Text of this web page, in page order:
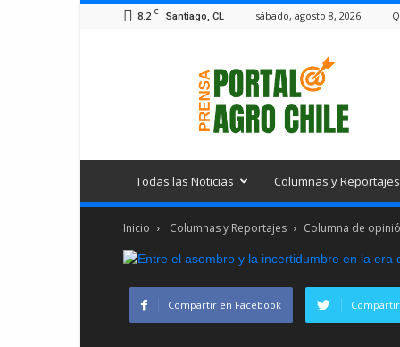
8.2 C Santiago, CL sábado, agosto 8, 2026
Todas las Noticias Columnas y Reportajes
Inicio Columnas y Reportajes Columna de
Compartir en Facebook